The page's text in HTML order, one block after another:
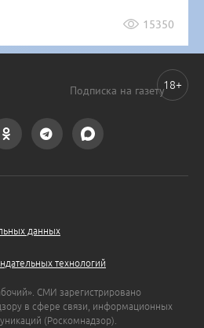
15350
Подписка на газету
данных
технологий
СМИ зарегистрировано
в сфере связи, информационных
(Роскомнадзор).
18+